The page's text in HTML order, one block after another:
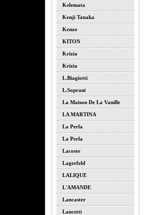
Kelemata
Kenji Tanaka
Kenzo
KITON
Krizia
Krizia
L.biagiotti
L.soprani
La Maison De La Vanille
LA MARTINA
La Perla
La Perla
Lacoste
Lagerfeld
LALIQUE
L'AMANDE
Lancaster
Lancetti